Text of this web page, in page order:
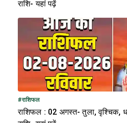
राशि- यहां पढ़ें
#राशिफल
राशिफल : 02 अगस्त- तुला, वृश्चिक,